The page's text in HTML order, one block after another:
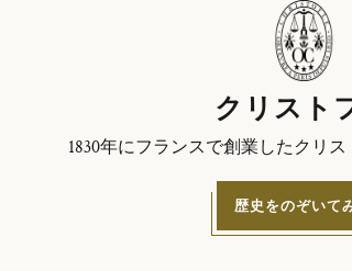
クリスト
1830年にフランスで創業したクリ
歴史をのぞいて